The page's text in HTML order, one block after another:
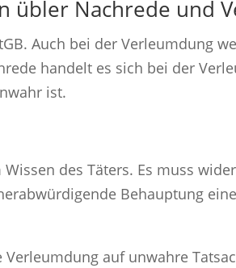
übler Nachrede und
Auch bei der Verleumdung
handelt es sich bei der
ist.
des Täters. Es muss
Behauptung
auf unwahre